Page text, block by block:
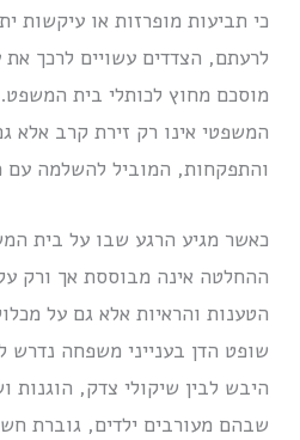
כי תביעות מופרזות או עיקשות
לרעתם, הצדדים עשויים לרכך
מוסכם מחוץ לכותלי בית
המשפטי אינו רק זירת קרב אלא
והתפקחות, המוביל להשלמה עם
כאשר מגיע הרגע שבו על בית
ההחלטה אינה מבוססת אך ורק
הטענות והראיות אלא גם על
שופט הדן בענייני משפחה נדרש
היבש לבין שיקולי צדק,
שבהם מעורבים ילדים, גוברת